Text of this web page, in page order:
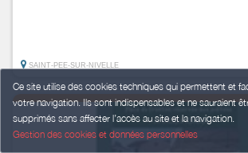
Ce site utilise des cookies techniques qui permettent et
votre navigation. Ils sont indispensables et ne sauraient
supprimés sans affecter l’accès au site et la navigation.
Gestion des cookies et données personnelles
SAINT-PEE-SUR-NIVELLE